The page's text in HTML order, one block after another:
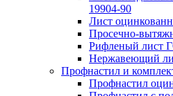
19904-90
Лист
Просечно-
Рифленый лист
Нержавеющий
Профнастил и
Профнастил